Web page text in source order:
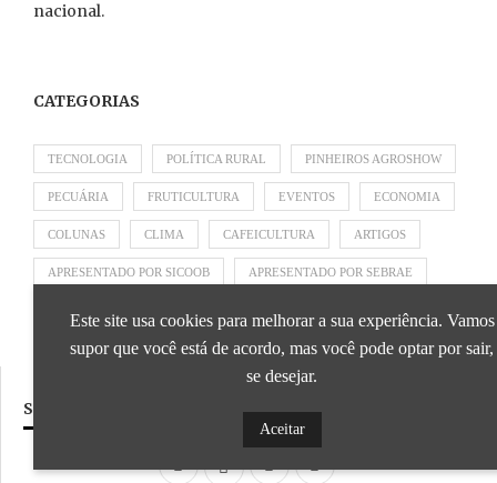
nacional.
CATEGORIAS
TECNOLOGIA POLÍTICA RURAL PINHEIROS AGROSHOW
PECUÁRIA FRUTICULTURA EVENTOS ECONOMIA
COLUNAS CLIMA CAFEICULTURA ARTIGOS
APRESENTADO POR SICOOB APRESENTADO POR SEBRAE
SIGA NOSSAS REDES SOCIAIS
Este site usa cookies para melhorar a sua experiência. Vamos
supor que você está de acordo, mas você pode optar por sair,
se desejar.
Aceitar